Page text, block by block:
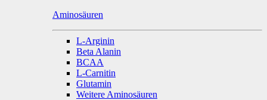
Aminosäuren
L-Arginin
Beta Alanin
BCAA
L-Carnitin
Glutamin
Weitere Aminosäuren